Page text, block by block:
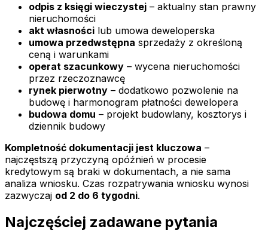
odpis z księgi wieczystej – aktualny stan prawny
nieruchomości
akt własności lub umowa deweloperska
umowa przedwstępna sprzedaży z określoną
ceną i warunkami
operat szacunkowy – wycena nieruchomości
przez rzeczoznawcę
rynek pierwotny – dodatkowo pozwolenie na
budowę i harmonogram płatności dewelopera
budowa domu – projekt budowlany, kosztorys i
dziennik budowy
Kompletność dokumentacji jest kluczowa –
najczęstszą przyczyną opóźnień w procesie
kredytowym są braki w dokumentach, a nie sama
analiza wniosku. Czas rozpatrywania wniosku wynosi
zazwyczaj od 2 do 6 tygodni.
Najczęściej zadawane pytania